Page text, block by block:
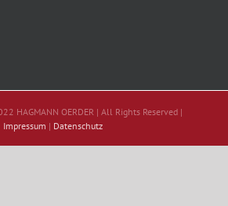
HAGMANN OERDER | All Rights Reserved |
Impressum | Datenschutz